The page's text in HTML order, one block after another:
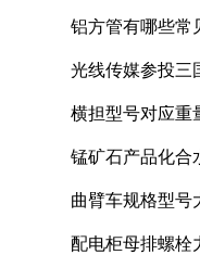
铝方管有哪些常
光线传媒参投三
横担型号对应重
锰矿石产品化合
曲臂车规格型号
配电柜母排螺栓